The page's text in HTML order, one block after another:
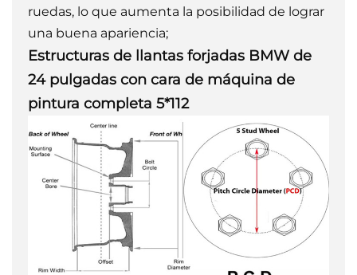
ruedas, lo que aumenta la posibilidad de lograr
una buena apariencia;
Estructuras de llantas forjadas BMW de
24 pulgadas con cara de máquina de
pintura completa 5*112